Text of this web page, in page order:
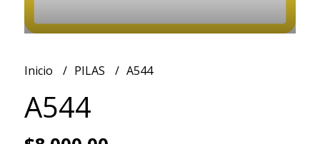
Inicio PILAS A544
A544